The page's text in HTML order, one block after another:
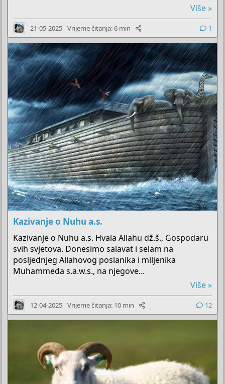
Više »
21-05-2025 Vrijeme čitanja: 6 min 1
Kazivanje o Nuhu a.s.
Kazivanje o Nuhu a.s. Hvala Allahu dž.š., Gospodaru
svih svjetova. Donesimo salavat i selam na
posljednjeg Allahovog poslanika i miljenika
Muhammeda s.a.w.s., na njegove...
Više »
12-04-2025 Vrijeme čitanja: 10 min 12